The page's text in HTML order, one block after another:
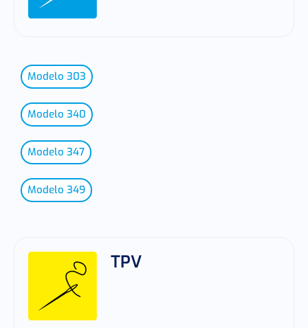
Modelo 303
Modelo 340
Modelo 347
Modelo 349
TPV